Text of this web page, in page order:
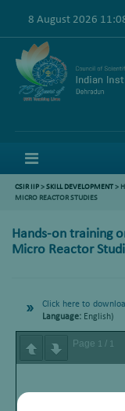
8 August 2026
CSIR IIP>SKILL DEVELOPMENT>
MICRO REACTOR STUDIES
Hands-on training
Micro Reactor
Click here to
Language: English)
Page 1 / 1